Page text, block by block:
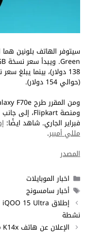
(حوالي 154 دولار).
فبراير الجاري. شاهد ايضًا:
مللي أمبير.
المصدر
التصنيفات
اخبار الموبايلات
الوسوم
أخبار سامسونج
نشطة
الإعلان عن هاتف Oppo K14x الاقتصادي ببطارية 6500 مللي أمبير